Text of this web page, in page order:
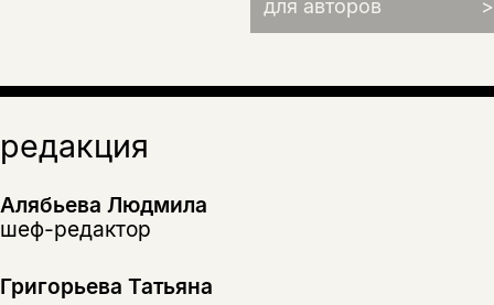
для авторов >
редакция
Алябьева Людмила
шеф-редактор
Григорьева Татьяна